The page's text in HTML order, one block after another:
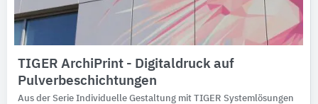
TIGER ArchiPrint - Digitaldruck auf
Pulverbeschichtungen
Aus der Serie Individuelle Gestaltung mit TIGER Systemlösungen